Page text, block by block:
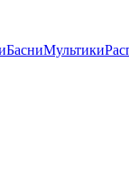
БасниМультики